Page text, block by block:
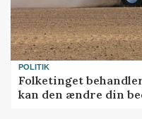
POLITIK
Folketinget
kan den ændre din